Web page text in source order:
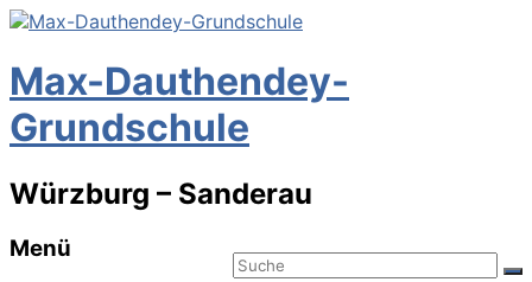
Max-Dauthendey-
Grundschule
Würzburg – Sanderau
Menü